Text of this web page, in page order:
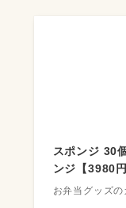
スポンジ 30
ンジ【3980
お弁当グッズ